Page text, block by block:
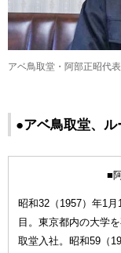
アベ鳥取堂・阿部正昭代
●アベ鳥取堂、
■
昭和32（1957）年1
目。東京都内の大学
取堂入社。昭和59（